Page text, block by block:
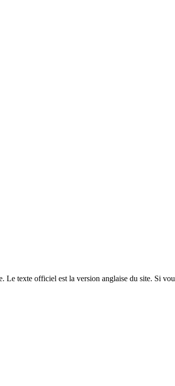
texte officiel est la version anglaise du site. Si